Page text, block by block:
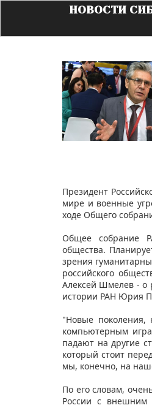
НОВОСТИ
Президент
мире и военные
ходе Общего
Общее собрание
общества.
зрения
российского
Алексей Шмелев - о
истории РАН Юрия
"Новые
компьютерным
падают на другие
который стоит
мы, конечно, на
По его словам,
России с внешним